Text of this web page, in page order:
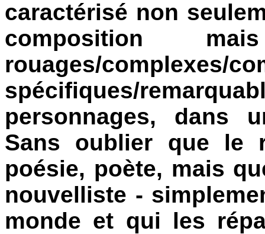
caractérisé non
composition
rouages/complexes/
spécifiques/
personnages, dans
Sans oublier que le
poésie, poète, mais
nouvelliste -
monde et qui les